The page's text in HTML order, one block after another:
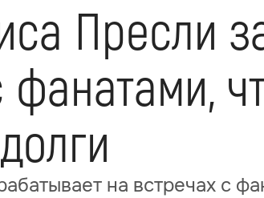
Пресли
фанатами,
на встречах с